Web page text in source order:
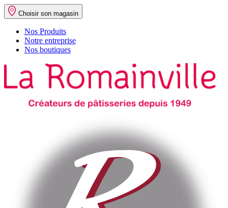
Choisir son magasin
Nos Produits
Notre entreprise
Nos boutiques